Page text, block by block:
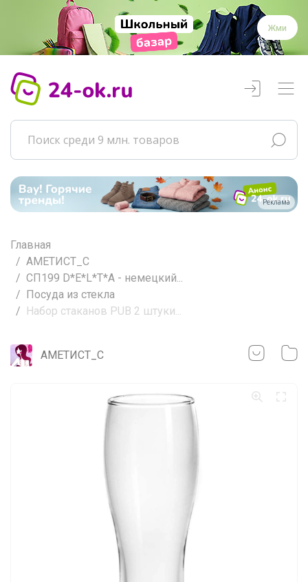
Жми
Реклама
Главная
АМЕТИСТ_С
СП199 D*E*L*T*A - немецкий...
Посуда из стекла
Набор стаканов PUB 2 штуки...
АМЕТИСТ_С